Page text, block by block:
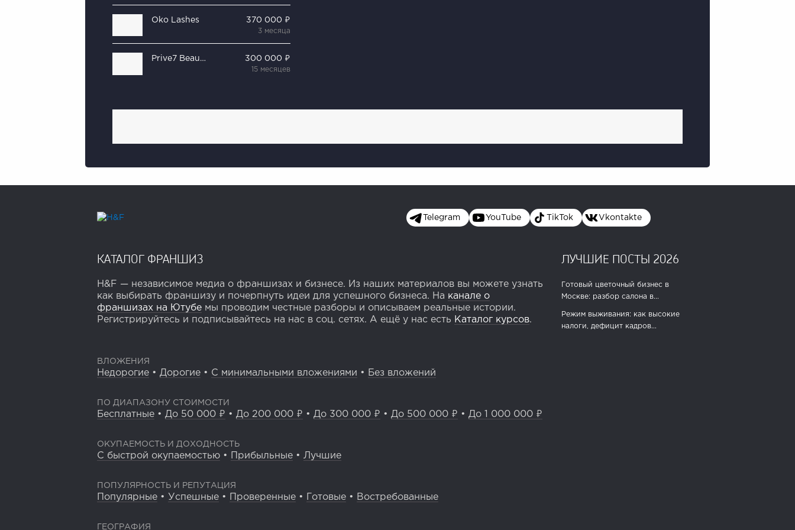
Oko Lashes 370 000 ₽
3 месяца
Prive7 Beauty Express 300 000 ₽
15 месяцев
Telegram YouTube TikTok Vkontakte
КАТАЛОГ ФРАНШИЗ
H&F — независимое медиа о франшизах и бизнесе. Из наших материалов вы можете узнать
как выбирать франшизу и почерпнуть идеи для успешного бизнеса. На канале о
франшизах на Ютубе мы проводим честные разборы и описываем реальные истории.
Регистрируйтесь и подписывайтесь на нас в соц. сетях. А ещё у нас есть Каталог курсов.
ЛУЧШИЕ ПОСТЫ 2026
Готовый цветочный бизнес в
Москве: разбор салона в...
Режим выживания: как высокие
налоги, дефицит кадров...
ВЛОЖЕНИЯ
Недорогие • Дорогие • С минимальными вложениями • Без вложений
ПО ДИАПАЗОНУ СТОИМОСТИ
Бесплатные • До 50 000 ₽ • До 200 000 ₽ • До 300 000 ₽ • До 500 000 ₽ • До 1 000 000 ₽
ОКУПАЕМОСТЬ И ДОХОДНОСТЬ
С быстрой окупаемостью • Прибыльные • Лучшие
ПОПУЛЯРНОСТЬ И РЕПУТАЦИЯ
Популярные • Успешные • Проверенные • Готовые • Востребованные
ГЕОГРАФИЯ